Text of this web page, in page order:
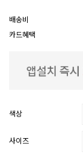
배송비
카드혜택
색상
사이즈